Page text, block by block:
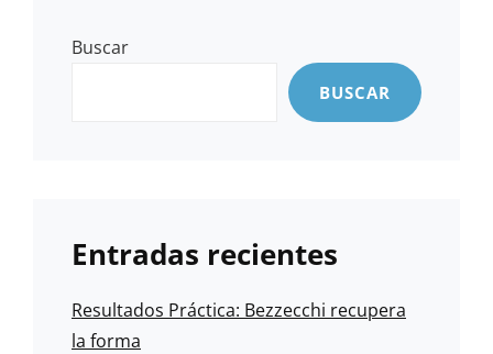
Buscar
BUSCAR
Entradas recientes
Resultados Práctica: Bezzecchi recupera
la forma